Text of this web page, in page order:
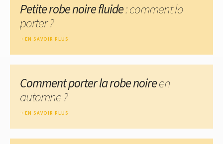
Petite robe noire fluide: comment la
porter ?
EN SAVOIR PLUS
Comment porter la robe noireen
automne ?
EN SAVOIR PLUS